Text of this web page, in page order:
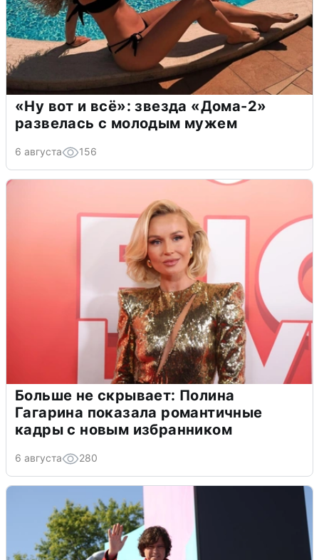
«Ну вот и всё»: звезда «Дома-2»
развелась с молодым мужем
6 августа 156
Больше не скрывает: Полина
Гагарина показала романтичные
кадры с новым избранником
6 августа 280